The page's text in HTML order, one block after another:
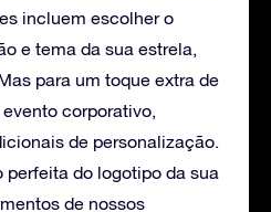
incluem escolher o
e tema da sua estrela,
para um toque extra de
corporativo,
de personalização.
do logotipo da sua
de nossos